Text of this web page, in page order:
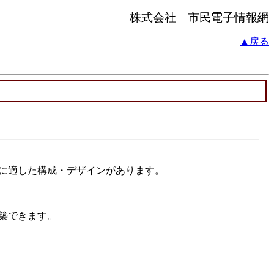
株式会社 市民電子情報網
▲戻る
した構成・デザインがあります。
できます。